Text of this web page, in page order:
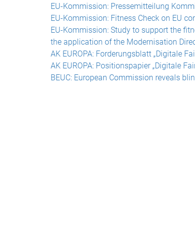
EU-Kommission: Pressemitteilung
EU-Kommission: Fitness Check on EU
EU-Kommission: Study to support the
the application of the Modernisation
AK EUROPA: Forderungsblatt „Digitale
AK EUROPA: Positionspapier „Digitale
BEUC: European Commission reveals